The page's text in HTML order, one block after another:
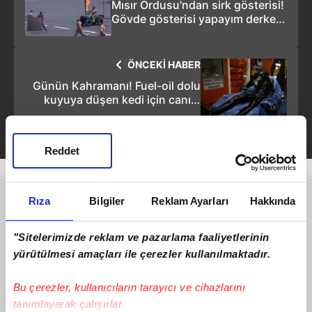
Rıza Bilgiler Reklam Ayarları Hakkında
"Sitelerimizde reklam ve pazarlama faaliyetlerinin
yürütülmesi amaçları ile çerezler kullanılmaktadır.
Bu çerezler, kullanıcıların tarayıcı ve cihazlarını
tanımlayarak çalışırlar.
Reddet
Mısır Ordusu'ndan sirk gösterisi!
Gövde gösterisi yapayım derken
ÖNCEKİ HABER
Günün Kahramanı! Fuel-oil dolu
kuyuya düşen kedi için canını
hiçe saydı